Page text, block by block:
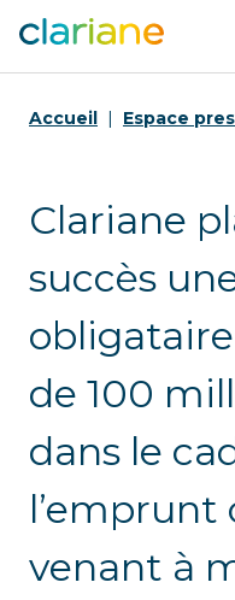
Accueil Espace
Clariane
succès
de 100
dans le
venant à